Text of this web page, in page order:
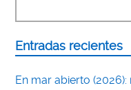
Entradas recientes
En mar abierto